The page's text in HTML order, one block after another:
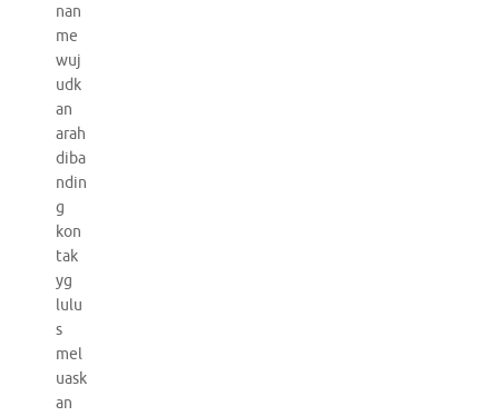
nan
me
wuj
udk
an
arah
diba
ndin
g
kon
tak
yg
lulu
s
mel
uask
an